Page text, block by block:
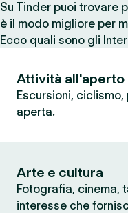
Su Tinder puoi trovare
è il modo migliore per
Ecco quali sono gli
Attività all'aperto
Escursioni,
aperta.
Arte e cultura
Fotografia, cinema,
interesse che